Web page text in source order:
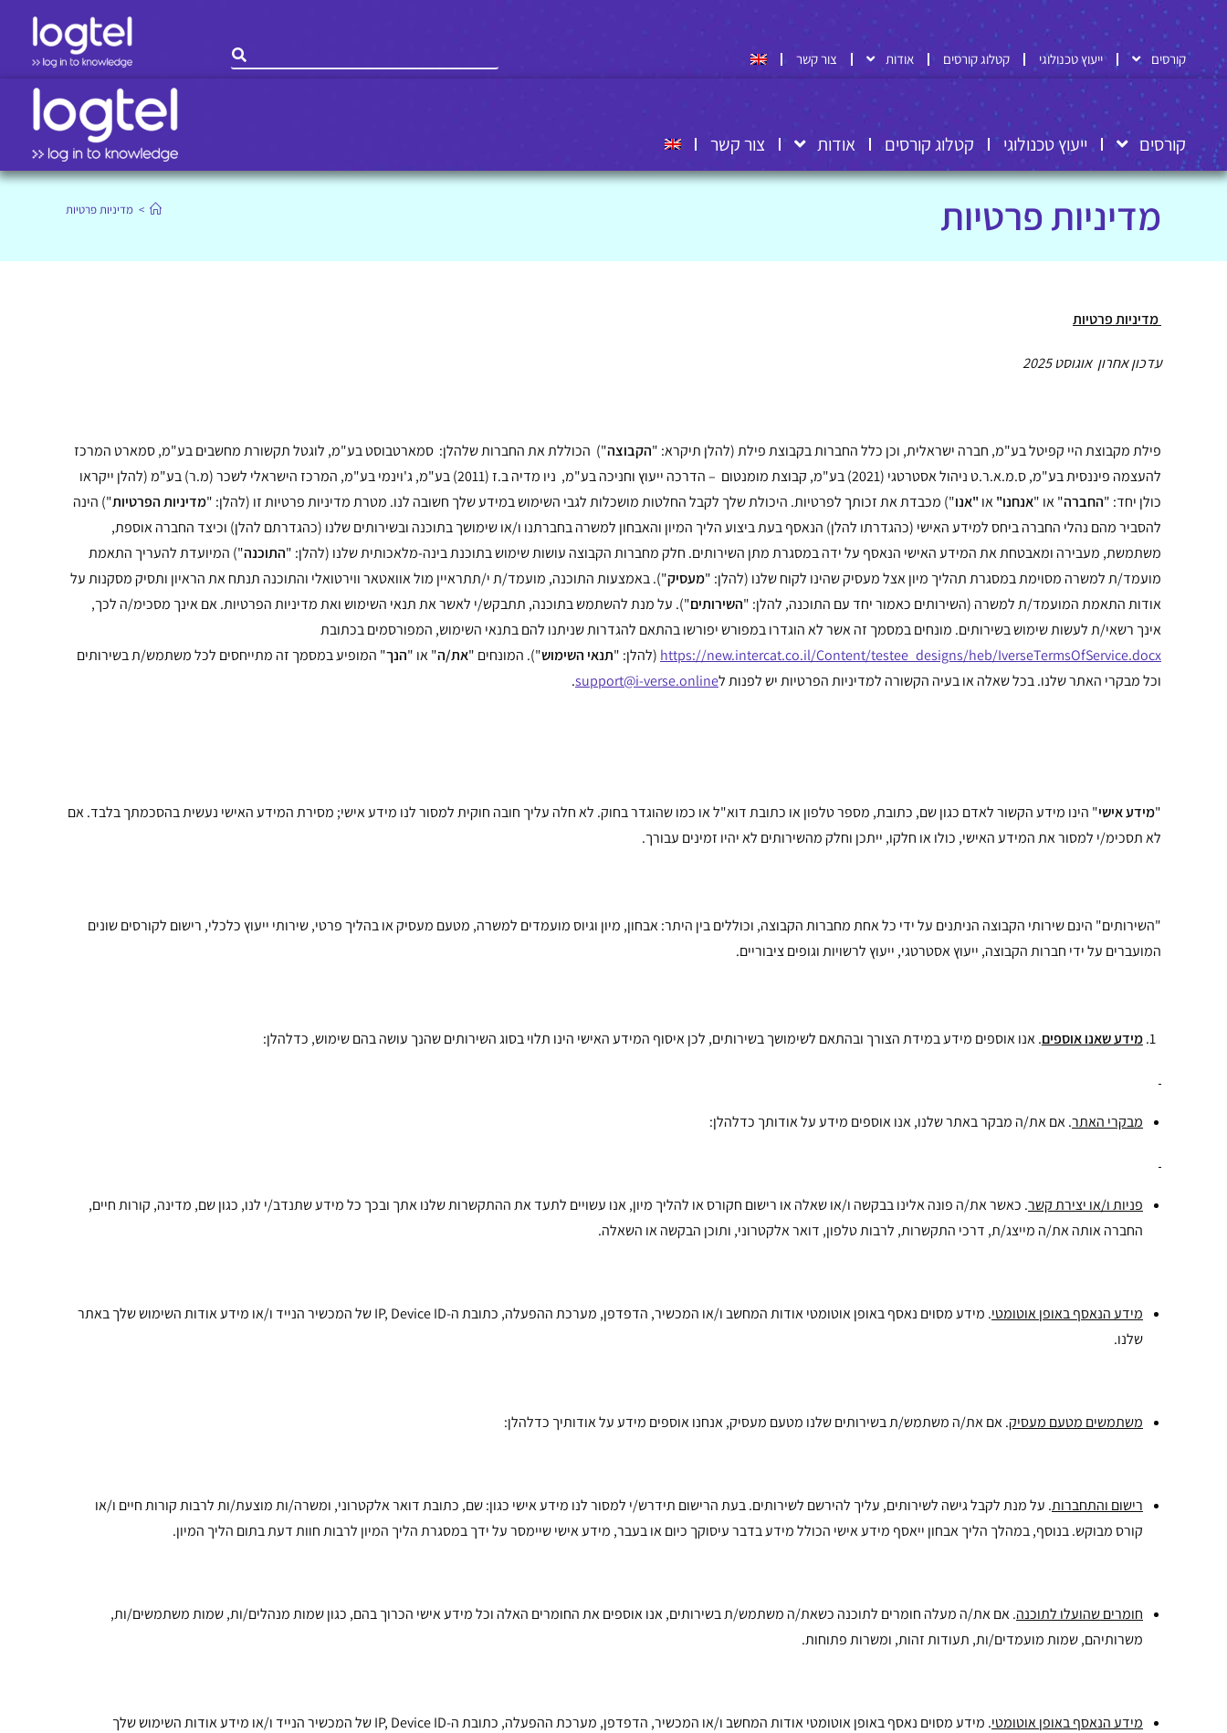
קורסים ייעוץ טכנולוגי קטלוג קורסים אודות צור קשר
קורסים ייעוץ טכנולוגי קטלוג קורסים אודות צור קשר
מדיניות פרטיות > מדיניות פרטיות
מדיניות פרטיות
עדכון אחרון אוגוסט 2025
פילת מקבוצת היי קפיטל בע"מ, חברה ישראלית, וכן כלל החברות בקבוצת פילת (להלן תיקרא: "הקבוצה") הכוללת את החברות שלהלן: סמארטבוסט בע"מ, לוגטל תקשורת מחשבים בע"מ, סמארט המרכז
להעצמה פיננסית בע"מ, ס.מ.א.ר.ט ניהול אסטרטגי (2021) בע"מ, קבוצת מומנטום – הדרכה ייעוץ וחניכה בע"מ, ניו מדיה ב.ז (2011) בע"מ, ג'וינמי בע"מ, המרכז הישראלי לשכר (מ.ר) בע"מ (להלן ייקראו
כולן יחד: "החברה" או "אנחנו"או "אנו") מכבדת את זכותך לפרטיות. היכולת שלך לקבל החלטות מושכלות לגבי השימוש במידע שלך חשובה לנו. מטרת מדיניות פרטיות זו (להלן: "מדיניות הפרטיות") הינה
להסביר מהם נהלי החברה ביחס למידע האישי (כהגדרתו להלן) הנאסף בעת ביצוע הליך המיון והאבחון למשרה בחברתנו ו/או שימושך בתוכנה ובשירותים שלנו (כהגדרתם להלן) וכיצד החברה אוספת,
משתמשת, מעבירה ומאבטחת את המידע האישי הנאסף על ידה במסגרת מתן השירותים. חלק מחברות הקבוצה עושות שימוש בתוכנת בינה-מלאכותית שלנו (להלן: "התוכנה") המיועדת להעריך התאמת
מועמד/ת למשרה מסוימת במסגרת תהליך מיון אצל מעסיק שהינו לקוח שלנו (להלן: "מעסיק"). באמצעות התוכנה, מועמד/ת י/תתראיין מול אוואטאר ווירטואלי והתוכנה תנתח את הראיון ותסיק מסקנות על
אודות התאמת המועמד/ת למשרה (השירותים כאמור יחד עם התוכנה, להלן: "השירותים"). על מנת להשתמש בתוכנה, תתבקש/י לאשר את תנאי השימוש ואת מדיניות הפרטיות. אם אינך מסכימ/ה לכך,
אינך רשאי/ת לעשות שימוש בשירותים. מונחים במסמך זה אשר לא הוגדרו במפורש יפורשו בהתאם להגדרות שניתנו להם בתנאי השימוש, המפורסמים בכתובת
https://new.intercat.co.il/Content/testee_designs/heb/IverseTermsOfService.docx (להלן: "תנאי השימוש"). המונחים "את/ה" או "הנך" המופיע במסמך זה מתייחסים לכל משתמש/ת בשירותים
וכל מבקרי האתר שלנו. בכל שאלה או בעיה הקשורה למדיניות הפרטיות יש לפנות לsupport@i-verse.online
.
"מידעאישי" הינו מידע הקשור לאדם כגון שם, כתובת, מספר טלפון או כתובת דוא"ל או כמו שהוגדר בחוק. לא חלה עליך חובה חוקית למסור לנו מידע אישי; מסירת המידע האישי נעשית בהסכמתך בלבד. אם
לא תסכימ/י למסור את המידע האישי, כולו או חלקו, ייתכן וחלק מהשירותים לא יהיו זמינים עבורך.
"השירותים" הינם שירותי הקבוצה הניתנים על ידי כל אחת מחברות הקבוצה, וכוללים בין היתר: אבחון, מיון וגיוס מועמדים למשרה, מטעם מעסיק או בהליך פרטי, שירותי ייעוץ כלכלי, רישום לקורסים שונים
המועברים על ידי חברות הקבוצה, ייעוץ אסטרטגי, ייעוץ לרשויות וגופים ציבוריים.
מידע שאנו אוספים. אנו אוספים מידע במידת הצורך ובהתאם לשימושך בשירותים, לכן איסוף המידע האישי הינו תלוי בסוג השירותים שהנך עושה בהם שימוש, כדלהלן:
מבקרי האתר. אם את/ה מבקר באתר שלנו, אנו אוספים מידע על אודותך כדלהלן:
פניות ו/או יצירת קשר. כאשר את/ה פונה אלינו בבקשה ו/או שאלה או רישום חקורס או להליך מיון, אנו עשויים לתעד את ההתקשרות שלנו אתך ובכך כל מידע שתנדב/י לנו, כגון שם, מדינה, קורות חיים,
החברה אותה את/ה מייצג/ת, דרכי התקשרות, לרבות טלפון, דואר אלקטרוני, ותוכן הבקשה או השאלה.
מידע הנאסף באופן אוטומטי
. מידע מסוים נאסף באופן אוטומטי אודות המחשב ו/או המכשיר, הדפדפן, מערכת ההפעלה, כתובת ה-IP, Device ID של המכשיר הנייד ו/או מידע אודות השימוש שלך באתר
שלנו.
משתמשים מטעם מעסיק. אם את/ה משתמש/ת בשירותים שלנו מטעם מעסיק, אנחנו אוספים מידע על אודותיך כדלהלן:
רישום והתחברות. על מנת לקבל גישה לשירותים, עליך להירשם לשירותים. בעת הרישום תידרש/י למסור לנו מידע אישי כגון: שם, כתובת דואר אלקטרוני, ומשרה/ות מוצעת/ות לרבות קורות חיים ו/או
קורס מבוקש. בנוסף, במהלך הליך אבחון ייאסף מידע אישי הכולל מידע בדבר עיסוקך כיום או בעבר, מידע אישי שיימסר על ידך במסגרת הליך המיון לרבות חוות דעת בתום הליך המיון.
חומרים שהועלו לתוכנה. אם את/ה מעלה חומרים לתוכנה כשאת/ה משתמש/ת בשירותים, אנו אוספים את החומרים האלה וכל מידע אישי הכרוך בהם, כגון שמות מנהלים/ות, שמות משתמשים/ות,
משרותיהם, שמות מועמדים/ות, תעודות זהות, ומשרות פתוחות.
מידע הנאסף באופן אוטומטי
. מידע מסוים נאסף באופן אוטומטי אודות המחשב ו/או המכשיר, הדפדפן, מערכת ההפעלה, כתובת ה-IP, Device ID של המכשיר הנייד ו/או מידע אודות השימוש שלך